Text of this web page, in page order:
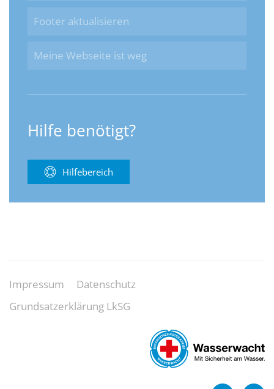
Footer aktualisieren
Meine Webseite ist weg
Hilfe benötigt?
Hilfebereich
Impressum
Datenschutz
Grundsatzerklärung LkSG